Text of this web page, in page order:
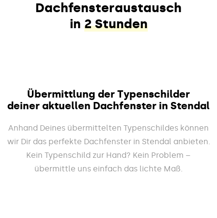
Dachfensteraustausch
in 2 Stunden
Übermittlung der Typenschilder
deiner aktuellen Dachfenster in Stendal
Anhand Deines übermittelten Typenschildes können
wir Dir das perfekte Dachfenster in Stendal anbieten.
Kein Typenschild zur Hand? Kein Problem –
übermittle uns einfach das lichte Maß.